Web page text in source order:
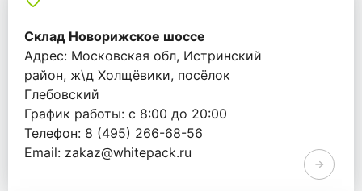
Склад Новорижское шоссе
Адрес: Московская обл, Истринский
район, ж\д Холщёвики, посёлок
Глебовский
График работы: с 8:00 до 20:00
Телефон: 8 (495) 266-68-56
Email: zakaz@whitepack.ru